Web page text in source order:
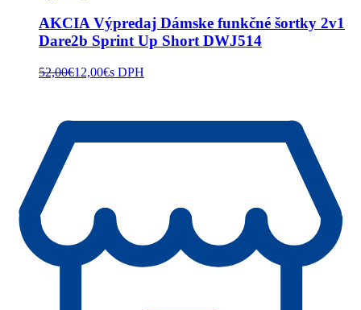
AKCIA Výpredaj Dámske funkčné šortky 2v1
Dare2b Sprint Up Short DWJ514
52,00€12,00€s DPH